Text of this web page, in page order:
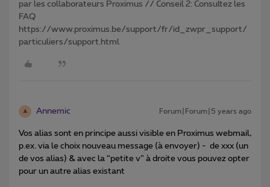
par les collaborateurs Proximus // Conseil 2: Consultez les
FAQ
https://www.proximus.be/support/fr/id_zwpr_support/
particuliers/support.html
A Annemic Forum|Forum|5 years ago
Vos alias sont en principe aussi visible en Proximus webmail,
p.ex. via le choix nouveau message (à envoyer) - de xxx (un
de vos alias) & avec la “petite v” à droite vous pouvez opter
pour un autre alias existant